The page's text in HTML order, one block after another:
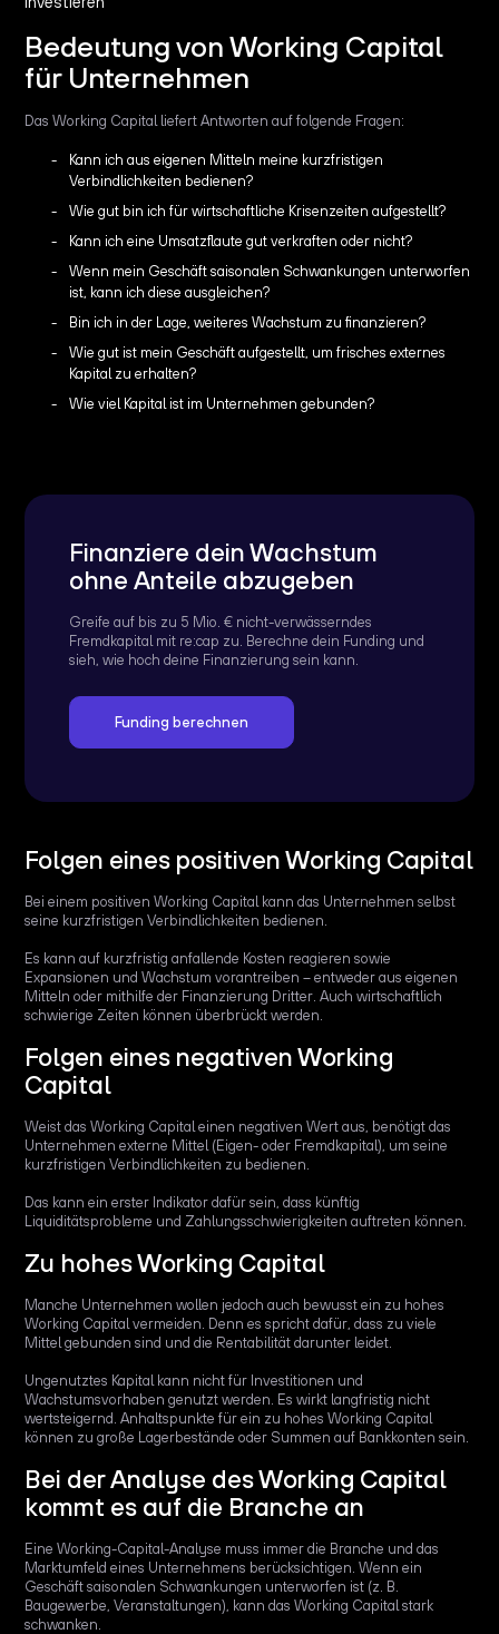
Bedeutung von Working Capital
für Unternehmen
Das Working Capital liefert Antworten auf folgende Fragen:
Kann ich aus eigenen Mitteln meine kurzfristigen
Verbindlichkeiten bedienen?
Wie gut bin ich für wirtschaftliche Krisenzeiten aufgestellt?
Kann ich eine Umsatzflaute gut verkraften oder nicht?
Wenn mein Geschäft saisonalen Schwankungen unterworfen
ist, kann ich diese ausgleichen?
Bin ich in der Lage, weiteres Wachstum zu finanzieren?
Wie gut ist mein Geschäft aufgestellt, um frisches externes
Kapital zu erhalten?
Wie viel Kapital ist im Unternehmen gebunden?
Finanziere dein Wachstum
ohne Anteile abzugeben
Greife auf bis zu 5 Mio. € nicht-verwässerndes
Fremdkapital mit re:cap zu. Berechne dein Funding und
sieh, wie hoch deine Finanzierung sein kann.
Funding berechnen
Folgen eines positiven Working Capital
Bei einem positiven Working Capital kann das Unternehmen selbst
seine kurzfristigen Verbindlichkeiten bedienen.
Es kann auf kurzfristig anfallende Kosten reagieren sowie
Expansionen und Wachstum vorantreiben – entweder aus eigenen
Mitteln oder mithilfe der Finanzierung Dritter. Auch wirtschaftlich
schwierige Zeiten können überbrückt werden.
Folgen eines negativen Working
Capital
Weist das Working Capital einen negativen Wert aus, benötigt das
Unternehmen externe Mittel (Eigen- oder Fremdkapital), um seine
kurzfristigen Verbindlichkeiten zu bedienen.
Das kann ein erster Indikator dafür sein, dass künftig
Liquiditätsprobleme und Zahlungsschwierigkeiten auftreten können.
Zu hohes Working Capital
Manche Unternehmen wollen jedoch auch bewusst ein zu hohes
Working Capital vermeiden. Denn es spricht dafür, dass zu viele
Mittel gebunden sind und die Rentabilität darunter leidet.
Ungenutztes Kapital kann nicht für Investitionen und
Wachstumsvorhaben genutzt werden. Es wirkt langfristig nicht
wertsteigernd. Anhaltspunkte für ein zu hohes Working Capital
können zu große Lagerbestände oder Summen auf Bankkonten sein.
Bei der Analyse des Working Capital
kommt es auf die Branche an
Eine Working-Capital-Analyse muss immer die Branche und das
Marktumfeld eines Unternehmens berücksichtigen. Wenn ein
Geschäft saisonalen Schwankungen unterworfen ist (z. B.
Baugewerbe, Veranstaltungen), kann das Working Capital stark
schwanken.